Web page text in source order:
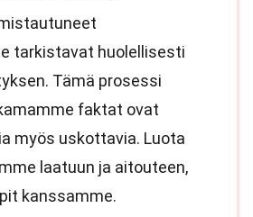
tarkistavat huolellisesti
Tämä prosessi
faktat ovat
myös uskottavia. Luota
laatuun ja aitouteen,
kanssamme.